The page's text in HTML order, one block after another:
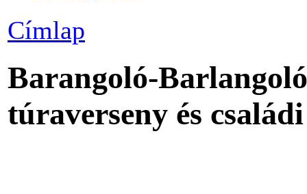
Címlap
Barangoló-
túraverseny és